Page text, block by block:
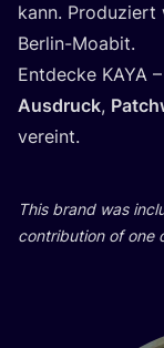
kann. Pro­du­zi­ert
Ber­lin-Moabit.
Ent­dec­ke KAYA
Aus­druck,
vereint.
This brand was
con­tri­bu­ti­on of one